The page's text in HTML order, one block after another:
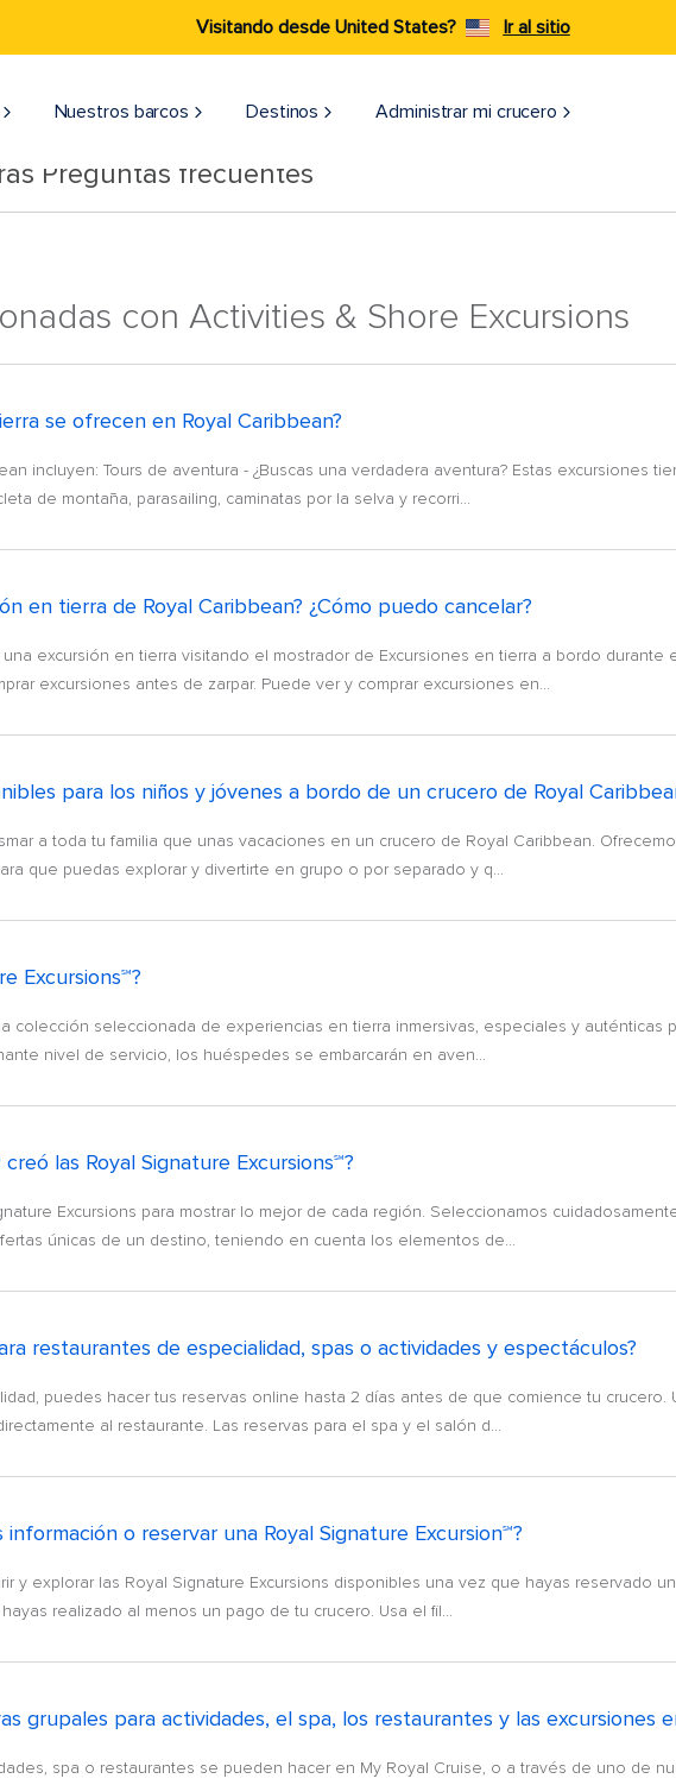
Visitando desde United States? Ir al sitio
Nuestros barcos Destinos Administrar mi crucero
Preguntas frecuentes
con Activities & Shore Excursions
se ofrecen en Royal Caribbean?
incluyen: Tours de aventura - ¿Buscas una verdadera aventura? Estas excursiones
de montaña, parasailing, caminatas por la selva y recorri...
en tierra de Royal Caribbean? ¿Cómo puedo cancelar?
excursión en tierra visitando el mostrador de Excursiones en tierra a bordo durante
excursiones antes de zarpar. Puede ver y comprar excursiones en...
para los niños y jóvenes a bordo de un crucero de Royal
a toda tu familia que unas vacaciones en un crucero de Royal Caribbean.
que puedas explorar y divertirte en grupo o por separado y q...
Excursions℠?
colección seleccionada de experiencias en tierra inmersivas, especiales y auténticas
nivel de servicio, los huéspedes se embarcarán en aven...
las Royal Signature Excursions℠?
Excursions para mostrar lo mejor de cada región. Seleccionamos
únicas de un destino, teniendo en cuenta los elementos de...
restaurantes de especialidad, spas o actividades y espectáculos?
puedes hacer tus reservas online hasta 2 días antes de que comience tu crucero.
al restaurante. Las reservas para el spa y el salón d...
o reservar una Royal Signature Excursion℠?
y explorar las Royal Signature Excursions disponibles una vez que hayas reservado
realizado al menos un pago de tu crucero. Usa el fil...
grupales para actividades, el spa, los restaurantes y las excursiones
spa o restaurantes se pueden hacer en My Royal Cruise, o a través de uno de